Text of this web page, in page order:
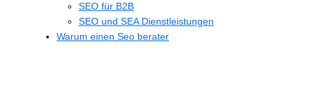
SEO für B2B
SEO und SEA Dienstleistungen
Warum einen Seo berater